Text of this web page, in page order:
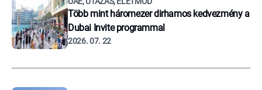
Több mint háromezer dirhamos kedvezmény a
Dubai Invite programmal
2026. 07. 22